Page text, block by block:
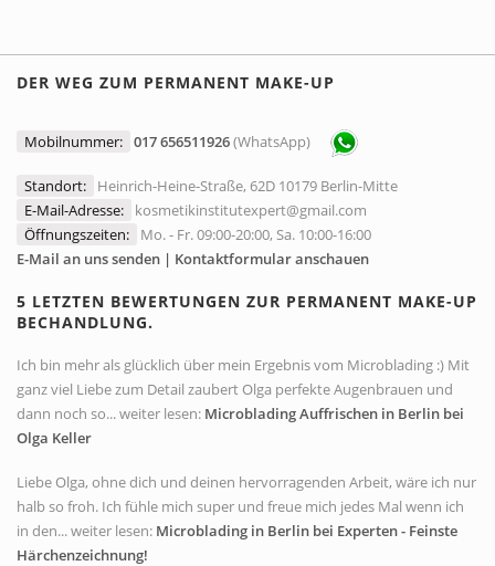
DER WEG ZUM PERMANENT MAKE-UP
Mobilnummer: 017 656511926(WhatsApp)
Standort:
Heinrich-Heine-Straße, 62D 10179 Berlin-Mitte
E-Mail-Adresse:
kosmetikinstitutexpert@gmail.com
Öffnungszeiten:
Mo. - Fr. 09:00-20:00, Sa. 10:00-16:00
E-Mail an uns senden | Kontaktformular anschauen
5 LETZTEN BEWERTUNGEN ZUR PERMANENT MAKE-UP
BECHANDLUNG.
Ich bin mehr als glücklich über mein Ergebnis vom Microblading :) Mit
ganz viel Liebe zum Detail zaubert Olga perfekte Augenbrauen und
dann noch so... weiter lesen: Microblading Auffrischen in Berlin bei
Olga Keller
Liebe Olga, ohne dich und deinen hervorragenden Arbeit, wäre ich nur
halb so froh. Ich fühle mich super und freue mich jedes Mal wenn ich
in den... weiter lesen: Microblading in Berlin bei Experten - Feinste
Härchenzeichnung!